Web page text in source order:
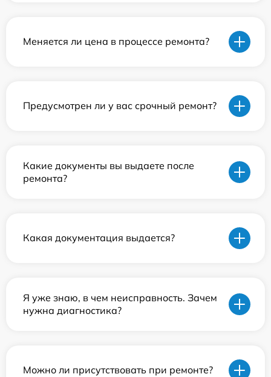
Меняется ли цена в процессе ремонта?
Предусмотрен ли у вас срочный ремонт?
Какие документы вы выдаете после
ремонта?
Какая документация выдается?
Я уже знаю, в чем неисправность. Зачем
нужна диагностика?
Можно ли присутствовать при ремонте?